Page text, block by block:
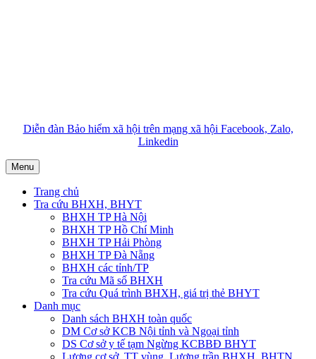
Diễn đàn Bảo hiểm xã hội trên mạng xã hội Facebook, Zalo,
Linkedin
Menu
Trang chủ
Tra cứu BHXH, BHYT
BHXH TP Hà Nội
BHXH TP Hồ Chí Minh
BHXH TP Hải Phòng
BHXH TP Đà Nẵng
BHXH các tỉnh/TP
Tra cứu Mã số BHXH
Tra cứu Quá trình BHXH, giá trị thẻ BHYT
Danh mục
Danh sách BHXH toàn quốc
DM Cơ sở KCB Nội tỉnh và Ngoại tỉnh
DS Cơ sở y tế tạm Ngừng KCBBĐ BHYT
Lương cơ sở, TT vùng, Lương trần BHXH, BHTN